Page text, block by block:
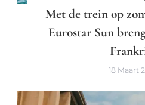
Met de trein op
Eurostar Sun
18 Maart